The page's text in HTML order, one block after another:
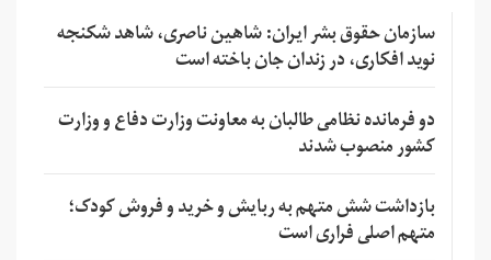
سازمان حقوق بشر ایران: شاهین ناصری، شاهد شکنجه
نوید افکاری، در زندان جان باخته است
دو فرمانده نظامی طالبان به معاونت وزارت دفاع و وزارت
کشور منصوب شدند
بازداشت شش متهم به ربایش و خرید و فروش کودک؛
متهم اصلی فراری است